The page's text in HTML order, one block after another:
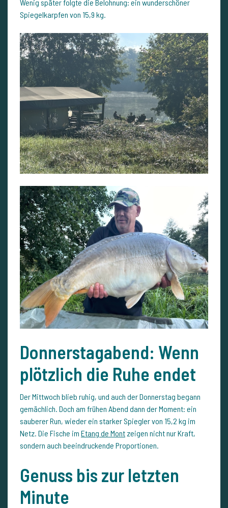
Wenig später folgte die Belohnung: ein wunderschöner
Spiegelkarpfen von 15,9 kg.
Donnerstagabend: Wenn
plötzlich die Ruhe endet
Der Mittwoch blieb ruhig, und auch der Donnerstag begann
gemächlich. Doch am frühen Abend dann der Moment: ein
sauberer Run, wieder ein starker Spiegler von 15,2 kg im
Netz. Die Fische im Etang de Mont zeigen nicht nur Kraft,
sondern auch beeindruckende Proportionen.
Genuss bis zur letzten
Minute